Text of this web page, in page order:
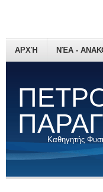
Καθηγητής
ΑΡΧΉ ΝΈΑ -